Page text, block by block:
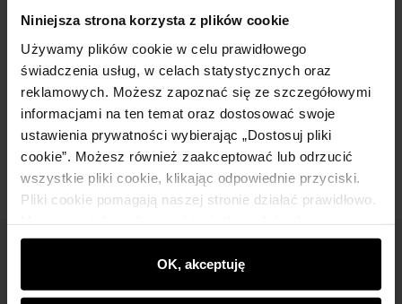
Niniejsza strona korzysta z plików cookie
Używamy plików cookie w celu prawidłowego
świadczenia usług, w celach statystycznych oraz
reklamowych. Możesz zapoznać się ze szczegółowymi
informacjami na ten temat oraz dostosować swoje
ustawienia prywatności wybierając „Dostosuj pliki
cookie”. Możesz również zaakceptować lub odrzucić
wszystkie pliki cookie, klikając odpowiednie przyciski.
Pliki cookie pomagają naszej stronie działać prawidłowo.
wyświetlać im dopasowane do ich preferencji treści,
rekomendacje oraz komunikaty reklamowe informujące o
najnowszych promocjach w e-sklepie. Informacje o tym,
OK, akceptuję
Szczegóły
Skład i wymiary
Opinie
Bądź na bieżąco z nowościami i promocjami!